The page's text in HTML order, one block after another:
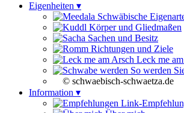
Eigenheiten ▾
Schwäbische
Körper und Gliedmaßen
Sachen und Besitz
Richtungen und Ziele
Leck me
So werden
© schwaebisch-schwaetza.de
Information ▾
Link-